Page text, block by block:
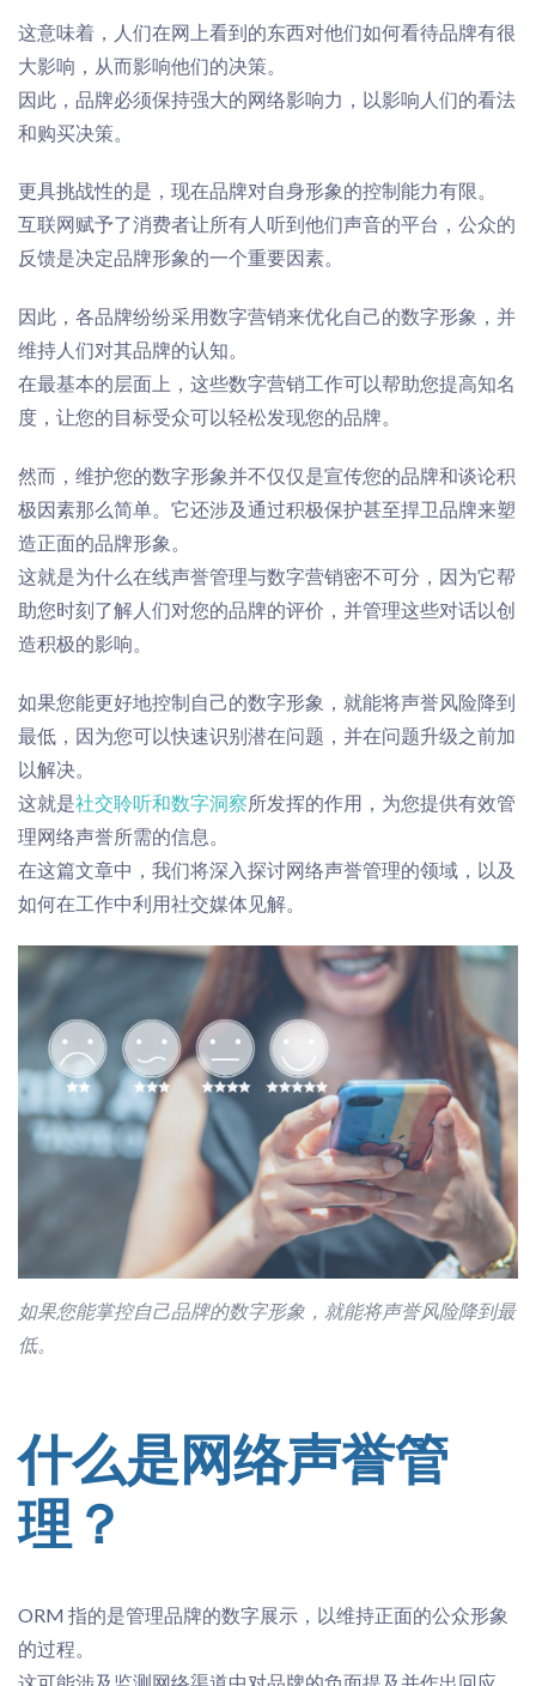
这意味着，人们在网上看到的东西对他们如何看待品牌有很
大影响，从而影响他们的决策。
因此，品牌必须保持强大的网络影响力，以影响人们的看法
和购买决策。
更具挑战性的是，现在品牌对自身形象的控制能力有限。
互联网赋予了消费者让所有人听到他们声音的平台 ，公众的
反馈是决定品牌形象的一个重要因素。
因此，各品牌纷纷采用数字营销来优化自己的数字形象，并
维持 人们对其品牌的认知。
在最基本的层面上，这些数字营销工作可以帮助您提高知名
度，让您的目标受众可以轻松发现您的品牌。
然而，维护您的数字形象并不仅仅是宣传您的品牌和谈论积
极因素那么简单。 它还涉及通过积极保护甚至捍卫品牌来塑
造正面的品牌形象 。
这就是为什么在线声誉管理与数字营销密不可分，因为它帮
助您时刻了解人们对您的品牌的评价，并管理这些对话以创
造积极的影响。
如果您能更好地控制自己的数字形象，就能将声誉风险降到
最低 ，因为您可以快速识别潜在问题，并在问题升级之前加
以解决。
这就是社交聆听和数字洞察所发挥的作用， 为您提供有效管
理网络声誉所需的信息。
在这篇文章中，我们将深入探讨网络声誉管理的领域 ，以及
如何在工作中利用社交媒体见解。
如果您能掌控自己品牌的数字形象，就能将声誉风险降到最
低。
什么是网络声誉管
理？
ORM 指的是管理品牌的数字展示，以维持正面的公众形象
的过程。